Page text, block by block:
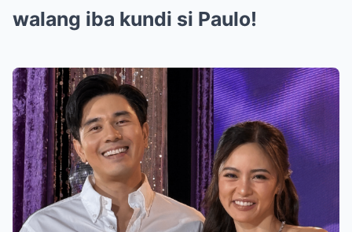
walang iba kundi si Paulo!